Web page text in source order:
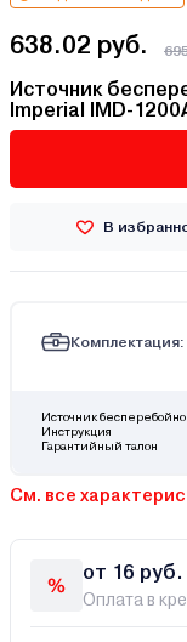
638.02 руб.
Источник
Imperial IMD-
В
Комплектация:
Источник
Инструкция
Гарантийный талон
См. все
от 16
Оплата в